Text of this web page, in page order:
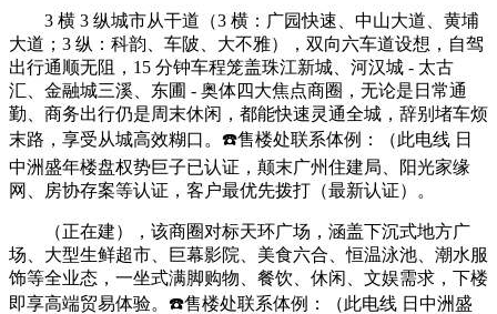
3 横 3 纵城市从干道（3 横：广园快速、中山大道、黄埔
大道；3 纵：科韵、车陂、大不雅），双向六车道设想，自驾
出行通顺无阻，15 分钟车程笼盖珠江新城、河汉城 - 太古
汇、金融城三溪、东圃 - 奥体四大焦点商圈，无论是日常通
勤、商务出行仍是周末休闲，都能快速灵通全城，辞别堵车烦
末路，享受从城高效糊口。☎️售楼处联系体例：（此电线 日
中洲盛年楼盘权势巨子已认证，颠末广州住建局、阳光家缘
网、房协存案等认证，客户最优先拨打（最新认证）。
（正在建），该商圈对标天环广场，涵盖下沉式地方广
场、大型生鲜超市、巨幕影院、美食六合、恒温泳池、潮水服
饰等全业态，一坐式满脚购物、餐饮、休闲、文娱需求，下楼
即享高端贸易体验。☎️售楼处联系体例：（此电线 日中洲盛